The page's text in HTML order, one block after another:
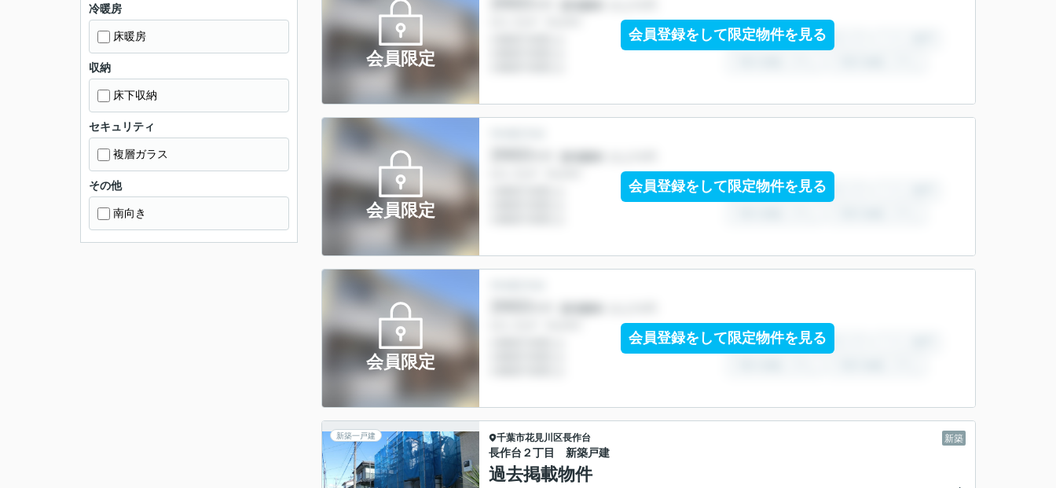
会員限定
会員登録をして限定物件を見る
会員限定
会員登録をして限定物件を見る
会員限定
会員登録をして限定物件を見る
新築一戸建 新築
千葉市花見川区長作台
長作台２丁目 新築戸建
過去掲載物件
冷暖房
床暖房
収納
床下収納
セキュリティ
複層ガラス
その他
南向き